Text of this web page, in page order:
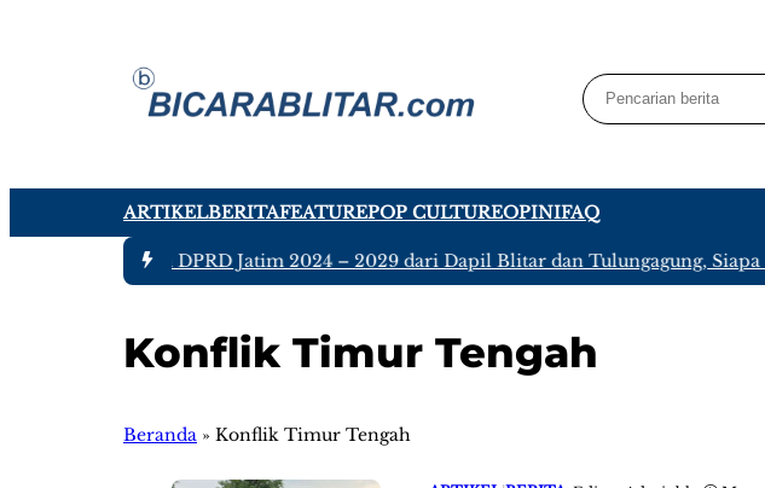
ARTIKELBERITAFEATUREPOP CULTUREOPINIFAQ
Ada tujuh Anggota DPRD Jatim 2024 – 2029 dari Dapil Blitar dan Tulungagung, Siapa
Konflik Timur Tengah
Beranda » Konflik Timur Tengah